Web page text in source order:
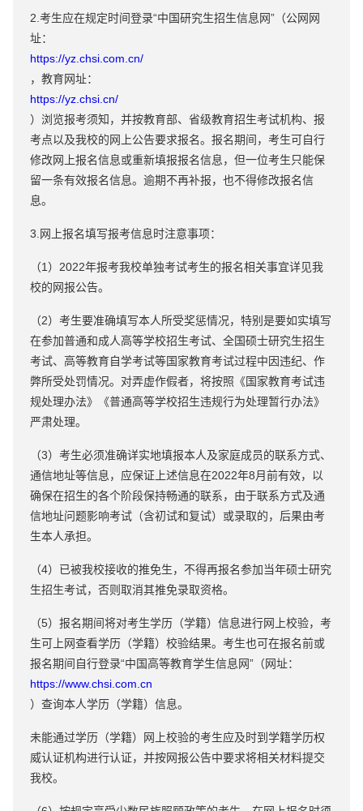
2.考生应在规定时间登录“中国研究生招生信息网”（公网网
址：
https://yz.chsi.com.cn/
，教育网址：
https://yz.chsi.cn/
）浏览报考须知，并按教育部、省级教育招生考试机构、报
考点以及我校的网上公告要求报名。报名期间，考生可自行
修改网上报名信息或重新填报报名信息，但一位考生只能保
留一条有效报名信息。逾期不再补报，也不得修改报名信
息。
3.网上报名填写报考信息时注意事项：
（1）2022年报考我校单独考试考生的报名相关事宜详见我
校的网报公告。
（2）考生要准确填写本人所受奖惩情况，特别是要如实填写
在参加普通和成人高等学校招生考试、全国硕士研究生招生
考试、高等教育自学考试等国家教育考试过程中因违纪、作
弊所受处罚情况。对弄虚作假者，将按照《国家教育考试违
规处理办法》《普通高等学校招生违规行为处理暂行办法》
严肃处理。
（3）考生必须准确详实地填报本人及家庭成员的联系方式、
通信地址等信息，应保证上述信息在2022年8月前有效，以
确保在招生的各个阶段保持畅通的联系，由于联系方式及通
信地址问题影响考试（含初试和复试）或录取的，后果由考
生本人承担。
（4）已被我校接收的推免生，不得再报名参加当年硕士研究
生招生考试，否则取消其推免录取资格。
（5）报名期间将对考生学历（学籍）信息进行网上校验，考
生可上网查看学历（学籍）校验结果。考生也可在报名前或
报名期间自行登录“中国高等教育学生信息网”（网址：
https://www.chsi.com.cn
）查询本人学历（学籍）信息。
未能通过学历（学籍）网上校验的考生应及时到学籍学历权
威认证机构进行认证，并按网报公告中要求将相关材料提交
我校。